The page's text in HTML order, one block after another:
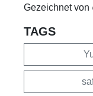
Gezeichnet von
TAGS